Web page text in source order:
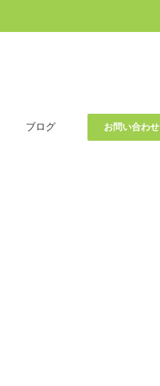
ブログ お問い合わせ